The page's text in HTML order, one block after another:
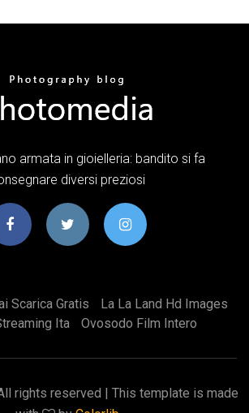
armata in gioielleria: bandito si fa
diversi preziosi
Scarica Gratis
La La Land Hd Images
Ita
Ovosodo Film Intero
rights reserved | This template is made